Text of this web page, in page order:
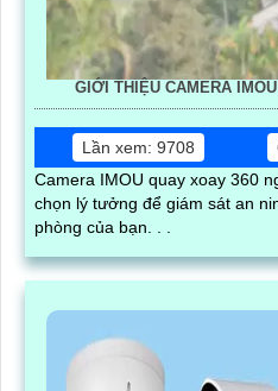
GIỚI THIỆU CAMERA
Lần xem: 9708
Camera IMOU quay xoay 360
chọn lý tưởng để giám sát an
phòng của bạn. . .